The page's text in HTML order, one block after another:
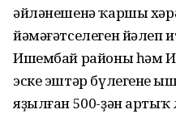
әйләнешенә ҡаршы
йәмәғәтселеген йәлеп
Ишембай районы һәм
эске эштәр бүлегенең
яҙылған 500-ҙән артыҡ